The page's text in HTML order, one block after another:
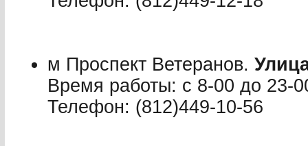
м Проспект Ветеранов.
Время работы: с 8-00 до 23-
Телефон: (812)449-10-56